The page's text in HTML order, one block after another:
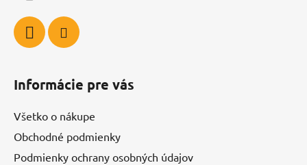
Informácie pre vás
Všetko o nákupe
Obchodné podmienky
Podmienky ochrany osobných údajov